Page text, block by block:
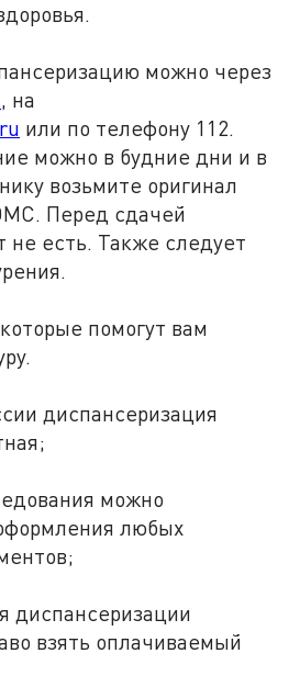
можно через
, на
или по телефону 112.
можно в будние дни и в
возьмите оригинал
Перед сдачей
не есть. Также следует
помогут вам
диспансеризация
можно
любых
диспансеризации
взять оплачиваемый